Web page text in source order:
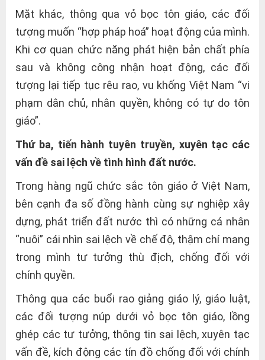
Mặt khác, thông qua vỏ bọc tôn giáo, các đối
tượng muốn “hợp pháp hoá” hoạt động của mình.
Khi cơ quan chức năng phát hiện bản chất phía
sau và không công nhận hoạt động, các đối
tượng lại tiếp tục rêu rao, vu khống Việt Nam “vi
phạm dân chủ, nhân quyền, không có tự do tôn
giáo”.
Thứ ba, tiến hành tuyên truyền, xuyên tạc các
vấn đề sai lệch về tình hình đất nước.
Trong hàng ngũ chức sắc tôn giáo ở Việt Nam,
bên cạnh đa số đồng hành cùng sự nghiệp xây
dựng, phát triển đất nước thì có những cá nhân
“nuôi” cái nhìn sai lệch về chế độ, thậm chí mang
trong mình tư tưởng thù địch, chống đối với
chính quyền.
Thông qua các buổi rao giảng giáo lý, giáo luật,
các đối tượng núp dưới vỏ bọc tôn giáo, lồng
ghép các tư tưởng, thông tin sai lệch, xuyên tạc
vấn đề, kích động các tín đồ chống đối với chính